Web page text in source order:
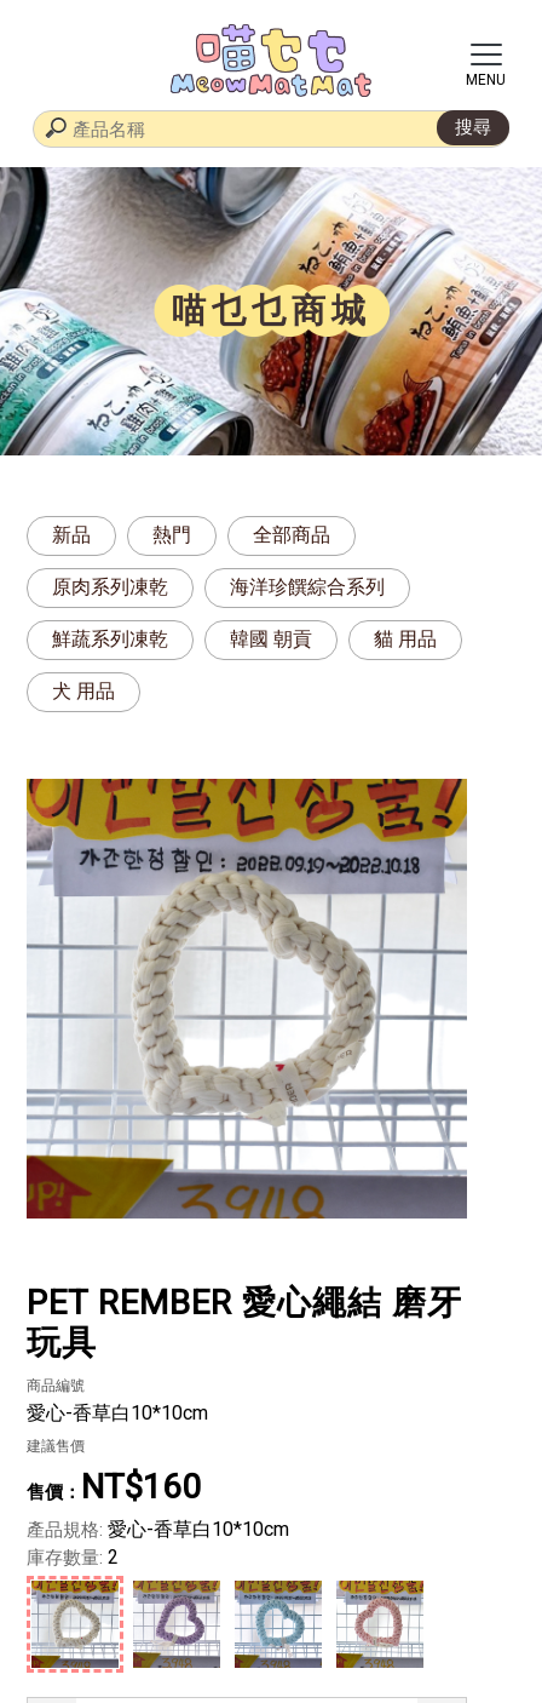
喵乜乜商城
新品 熱門 全部商品
原肉系列凍乾 海洋珍饌綜合系列
鮮蔬系列凍乾 韓國 朝貢 貓 用品
犬 用品
PET REMBER 愛心繩結 磨牙
玩具
商品編號
愛心-香草白10*10cm
建議售價
NT$160
產品規格: 愛心-香草白10*10cm
庫存數量: 2